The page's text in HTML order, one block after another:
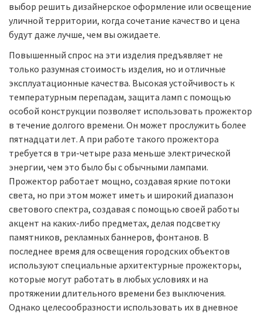
выбор решить дизайнерское оформление или освещение
уличной территории, когда сочетание качество и цена
будут даже лучше, чем вы ожидаете.
Повышенный спрос на эти изделия предъявляет не
только разумная стоимость изделия, но и отличные
эксплуатационные качества. Высокая устойчивость к
температурным перепадам, защита ламп с помощью
особой конструкции позволяет использовать прожектор
в течение долгого времени. Он может прослужить более
пятнадцати лет. А при работе такого прожектора
требуется в три-четыре раза меньше электрической
энергии, чем это было бы с обычными лампами.
Прожектор работает мощно, создавая яркие потоки
света, но при этом может иметь и широкий диапазон
светового спектра, создавая с помощью своей работы
акцент на каких-либо предметах, делая подсветку
памятников, рекламных баннеров, фонтанов. В
последнее время для освещения городских объектов
используют специальные архитектурные прожекторы,
которые могут работать в любых условиях и на
протяжении длительного времени без выключения.
Однако целесообразности использовать их в дневное